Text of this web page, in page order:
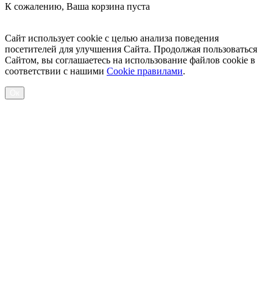
К сожалению, Ваша корзина пуста
Сайт использует cookie с целью анализа поведения
посетителей для улучшения Сайта. Продолжая пользоваться
Сайтом, вы соглашаетесь на использование файлов cookie в
соответствии с нашими Cookiе правилами.